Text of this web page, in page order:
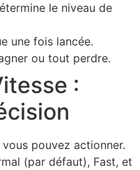
le niveau de
une fois lancée.
ou tout perdre.
:
pouvez actionner.
(par défaut), Fast, et